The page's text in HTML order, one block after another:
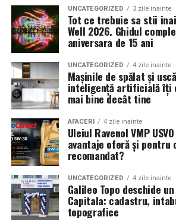
UNCATEGORIZED 3 zile inainte
Tot ce trebuie sa stii
Well 2026. Ghidul
aniversara de 15 ani
UNCATEGORIZED 4 zile inainte
Mașinile de spălat și
inteligență artificială îți
mai bine decât tine
AFACERI 4 zile inainte
Uleiul Ravenol VMP
avantaje oferă și pentru
recomandat?
UNCATEGORIZED 4 zile inainte
Galileo Topo deschide
Capitala: cadastru,
topografice